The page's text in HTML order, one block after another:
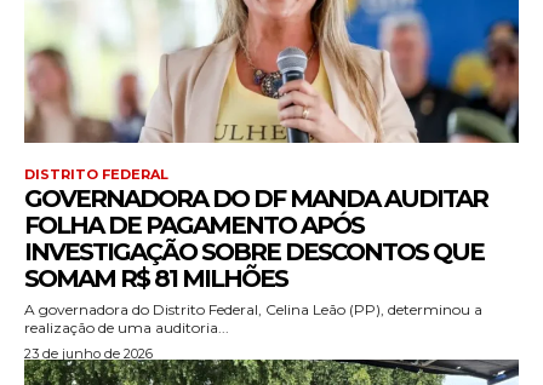
DISTRITO FEDERAL
GOVERNADORA DO DF MANDA AUDITAR
FOLHA DE PAGAMENTO APÓS
INVESTIGAÇÃO SOBRE DESCONTOS QUE
SOMAM R$ 81 MILHÕES
A governadora do Distrito Federal, Celina Leão (PP), determinou a
realização de uma auditoria...
23 de junho de 2026